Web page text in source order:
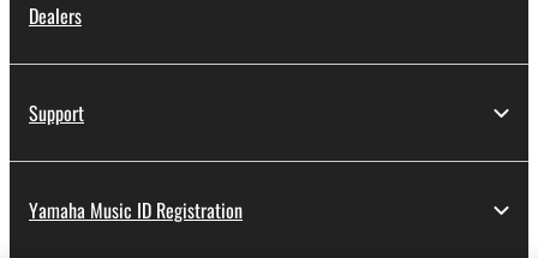
Dealers
Support
Yamaha Music ID Registration